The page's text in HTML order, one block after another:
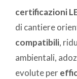
certificazioni
di cantiere
compatibili,
ambientali,
evolute per